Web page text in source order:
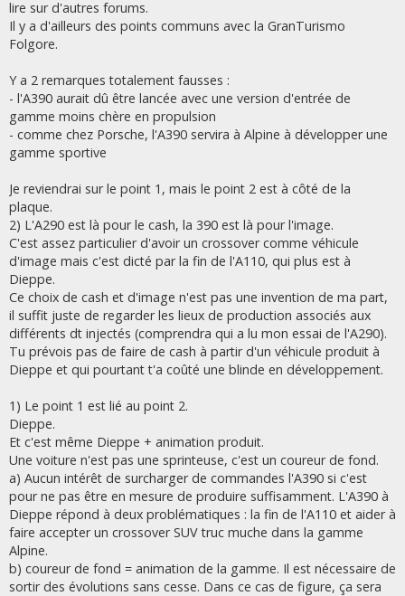
lire sur d'autres forums.
Il y a d'ailleurs des points communs avec la GranTurismo
Folgore.
Y a 2 remarques totalement fausses :
- l'A390 aurait dû être lancée avec une version d'entrée de
gamme moins chère en propulsion
- comme chez Porsche, l'A390 servira à Alpine à développer une
gamme sportive
Je reviendrai sur le point 1, mais le point 2 est à côté de la
plaque.
2) L'A290 est là pour le cash, la 390 est là pour l'image.
C'est assez particulier d'avoir un crossover comme véhicule
d'image mais c'est dicté par la fin de l'A110, qui plus est à
Dieppe.
Ce choix de cash et d'image n'est pas une invention de ma part,
il suffit juste de regarder les lieux de production associés aux
différents dt injectés (comprendra qui a lu mon essai de l'A290).
Tu prévois pas de faire de cash à partir d'un véhicule produit à
Dieppe et qui pourtant t'a coûté une blinde en développement.
1) Le point 1 est lié au point 2.
Dieppe.
Et c'est même Dieppe + animation produit.
Une voiture n'est pas une sprinteuse, c'est un coureur de fond.
a) Aucun intérêt de surcharger de commandes l'A390 si c'est
pour ne pas être en mesure de produire suffisamment. L'A390 à
Dieppe répond à deux problématiques : la fin de l'A110 et aider à
faire accepter un crossover SUV truc muche dans la gamme
Alpine.
b) coureur de fond = animation de la gamme. Il est nécessaire de
sortir des évolutions sans cesse. Dans ce cas de figure, ça sera